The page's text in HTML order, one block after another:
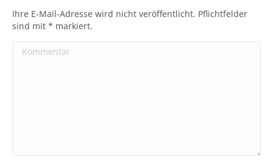
Ihre E-Mail-Adresse wird nicht veröffentlicht. Pflichtfelder
sind mit * markiert.
Kommentar